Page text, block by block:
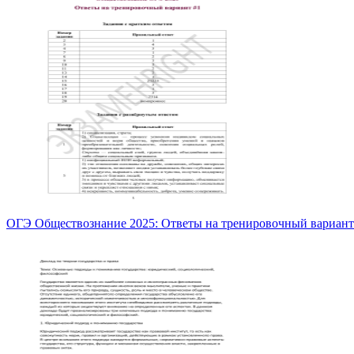
ОГЭ Обществознание 2025: Ответы на тренировочный